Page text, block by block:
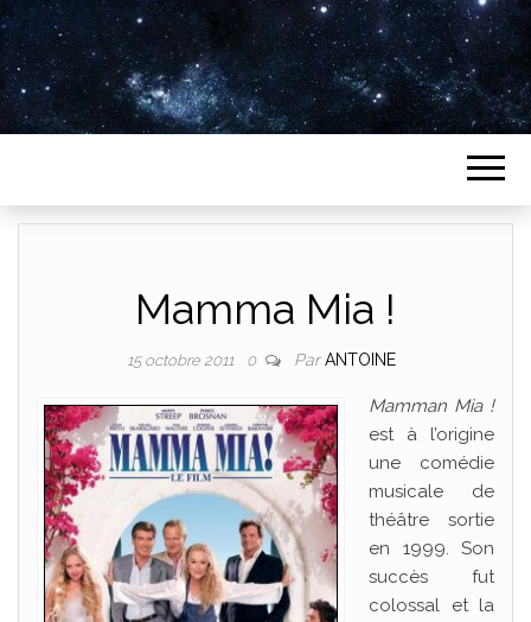
Mamma Mia !
15 octobre 2011 0 ParANTOINE
Mamman Mia !
est à l’origine
une comédie
musicale de
théâtre sortie
en 1999. Son
succès fut
colossal et la